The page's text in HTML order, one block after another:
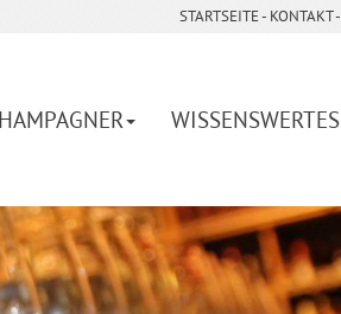
STARTSEITE- ­ KONTAKT- ­
WISSENSWERTES